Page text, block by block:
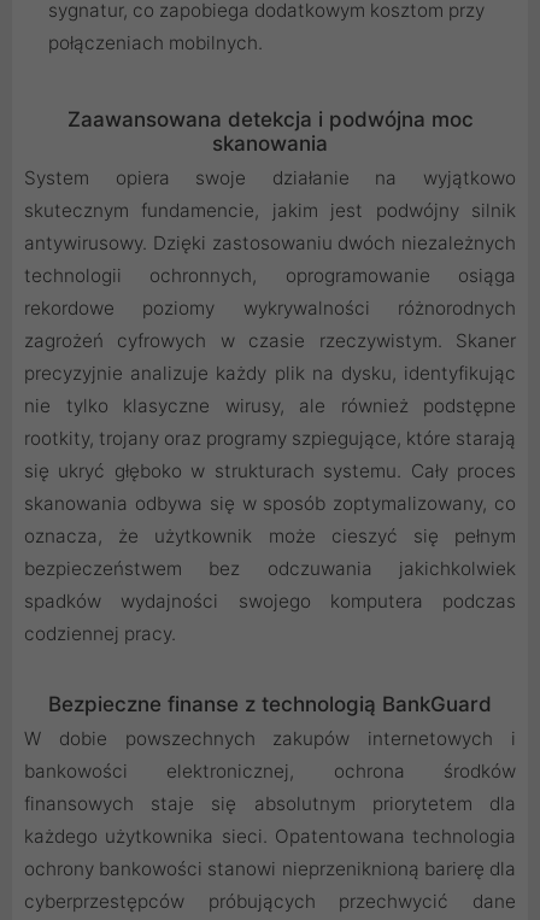
sygnatur, co zapobiega dodatkowym kosztom przy
połączeniach mobilnych.
Zaawansowana detekcja i podwójna moc
skanowania
System opiera swoje działanie na wyjątkowo
skutecznym fundamencie, jakim jest podwójny silnik
antywirusowy. Dzięki zastosowaniu dwóch niezależnych
technologii ochronnych, oprogramowanie osiąga
rekordowe poziomy wykrywalności różnorodnych
zagrożeń cyfrowych w czasie rzeczywistym. Skaner
precyzyjnie analizuje każdy plik na dysku, identyfikując
nie tylko klasyczne wirusy, ale również podstępne
rootkity, trojany oraz programy szpiegujące, które starają
się ukryć głęboko w strukturach systemu. Cały proces
skanowania odbywa się w sposób zoptymalizowany, co
oznacza, że użytkownik może cieszyć się pełnym
bezpieczeństwem bez odczuwania jakichkolwiek
spadków wydajności swojego komputera podczas
codziennej pracy.
Bezpieczne finanse z technologią BankGuard
W dobie powszechnych zakupów internetowych i
bankowości elektronicznej, ochrona środków
finansowych staje się absolutnym priorytetem dla
każdego użytkownika sieci. Opatentowana technologia
ochrony bankowości stanowi nieprzeniknioną barierę dla
cyberprzestępców próbujących przechwycić dane